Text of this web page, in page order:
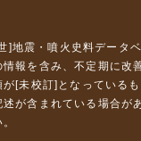
]地震・噴火史料データ
報を含み、不定期に改
[未校訂]となっている
が含まれている場合が